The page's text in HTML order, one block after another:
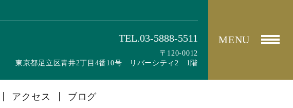
TEL.03-5888-5511
〒120-0012
東京都足立区青井2丁目4番10号 リバーシティ2 1階
MENU
アクセス ブログ